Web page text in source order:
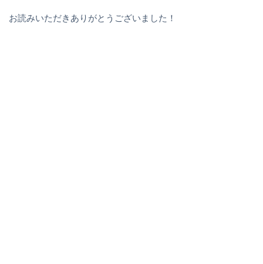
お読みいただきありがとうございました！